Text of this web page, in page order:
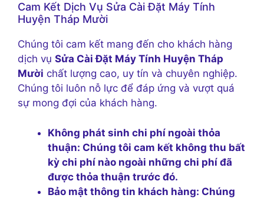
Cam Kết Dịch Vụ Sửa Cài Đặt Máy Tính
Huyện Tháp Mười
Chúng tôi cam kết mang đến cho khách hàng
dịch vụ Sửa Cài Đặt Máy Tính Huyện Tháp
Mười chất lượng cao, uy tín và chuyên nghiệp.
Chúng tôi luôn nỗ lực để đáp ứng và vượt quá
sự mong đợi của khách hàng.
Không phát sinh chi phí ngoài thỏa
thuận: Chúng tôi cam kết không thu bất
kỳ chi phí nào ngoài những chi phí đã
được thỏa thuận trước đó.
Bảo mật thông tin khách hàng: Chúng